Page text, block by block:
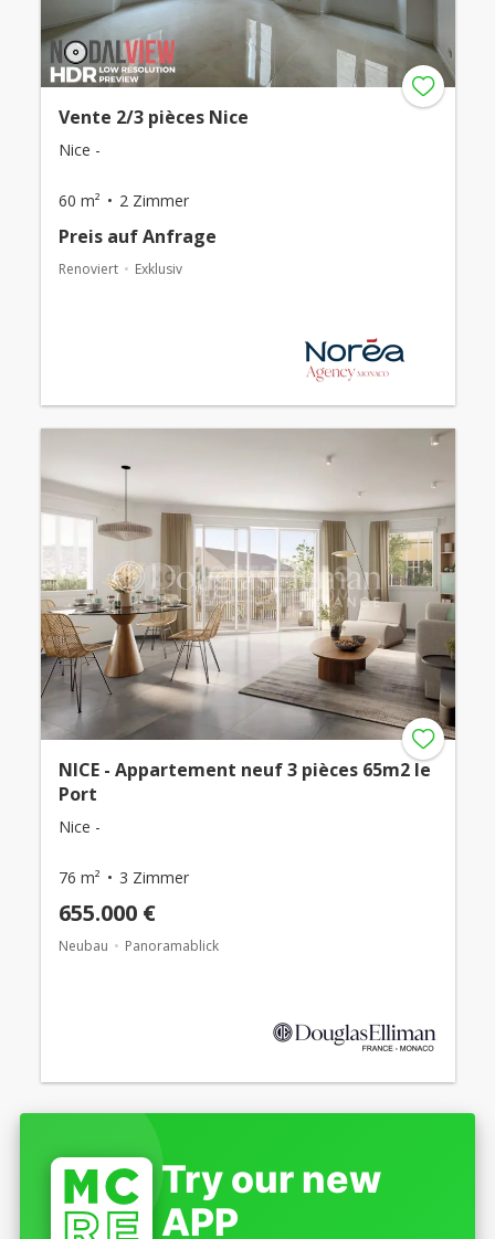
Vente 2/3 pièces Nice
Nice -
60 m² 2 Zimmer
Preis auf Anfrage
Renoviert Exklusiv
NICE - Appartement neuf 3 pièces 65m2 le
Port
Nice -
76 m² 3 Zimmer
655.000 €
Neubau Panoramablick
Try our new
APP